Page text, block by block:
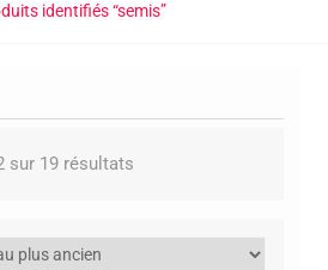
identifiés “semis”
sur 19 résultatsTrié
récent